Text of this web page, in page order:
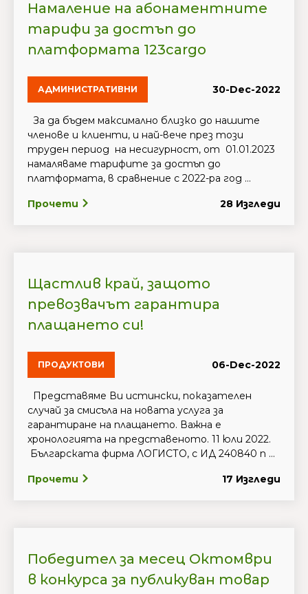
Намаление на абонаментните
тарифи за достъп до
платформата 123cargo
АДМИНИСТРАТИВНИ 30-Dec-2022
За да бъдем максимално близко до нашите
членове и клиенти, и най-вече през този
труден период на несигурност, от 01.01.2023
намаляваме тарифите за достъп до
платформата, в сравнение с 2022-ра год ...
Прочети 28 Изгледи
Щастлив край, защото
превозвачът гарантира
плащането си!
ПРОДУКТОВИ 06-Dec-2022
Представяме Ви истински, показателен
случай за смисъла на новата услуга за
гарантиране на плащането. Важна е
хронологията на представеното. 11 юли 2022.
Българската фирма ЛОГИСТО, с ИД 240840 п ...
Прочети 17 Изгледи
Победител за месец Октомври
в конкурса за публикуван товар